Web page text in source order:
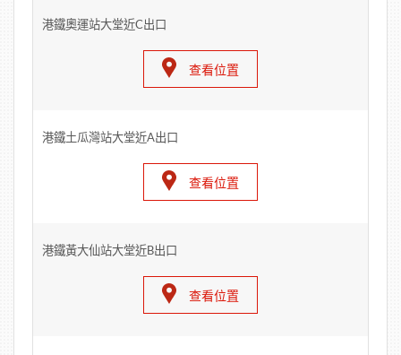
港鐵奧運站大堂近C出口
查看位置
港鐵土瓜灣站大堂近A出口
查看位置
港鐵黃大仙站大堂近B出口
查看位置